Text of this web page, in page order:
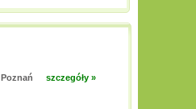
szczegóły »
Poznań